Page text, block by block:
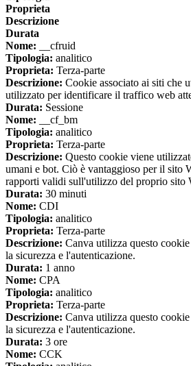
Proprieta
Descrizione
Durata
Nome: __cfruid
Tipologia: analitico
Proprieta: Terza-parte
Descrizione: Cookie associato ai siti che
utilizzato per identificare il traffico web
Durata: Sessione
Nome: __cf_bm
Tipologia: analitico
Proprieta: Terza-parte
Descrizione: Questo cookie viene
umani e bot. Ciò è vantaggioso per il sito
rapporti validi sull'utilizzo del proprio sito
Durata: 30 minuti
Nome: CDI
Tipologia: analitico
Proprieta: Terza-parte
Descrizione: Canva utilizza questo
la sicurezza e l'autenticazione.
Durata: 1 anno
Nome: CPA
Tipologia: analitico
Proprieta: Terza-parte
Descrizione: Canva utilizza questo
la sicurezza e l'autenticazione.
Durata: 3 ore
Nome: CCK